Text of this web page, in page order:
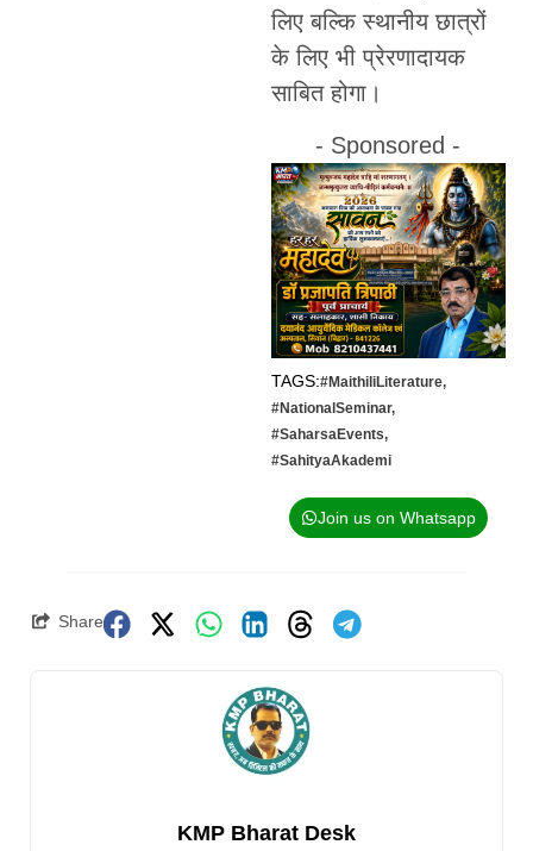
लिए बल्कि स्थानीय छात्रों
के लिए भी प्रेरणादायक
साबित होगा।
- Sponsored -
TAGS:#MaithiliLiterature,
#NationalSeminar,
#SaharsaEvents,
#SahityaAkademi
Join us on Whatsapp
Share
KMP Bharat Desk